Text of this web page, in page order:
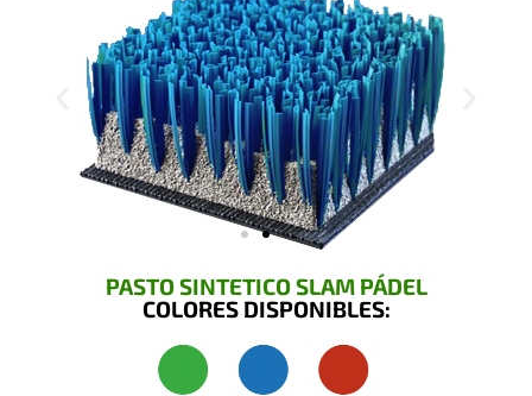
PASTO SINTETICO SLAM PÁDEL
COLORES DISPONIBLES: